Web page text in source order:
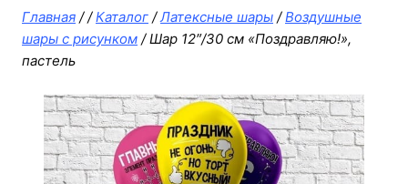
Главная / / Каталог / Латексные шары / Воздушные
шары с рисунком / Шар 12″/30 см «Поздравляю!»,
пастель